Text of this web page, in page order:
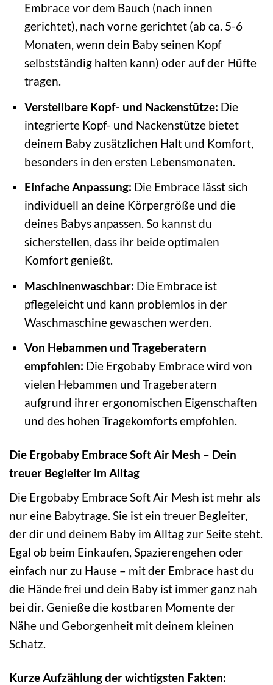
Embrace vor dem Bauch (nach innen
gerichtet), nach vorne gerichtet (ab ca. 5-6
Monaten, wenn dein Baby seinen Kopf
selbstständig halten kann) oder auf der Hüfte
tragen.
Verstellbare Kopf- und Nackenstütze: Die
integrierte Kopf- und Nackenstütze bietet
deinem Baby zusätzlichen Halt und Komfort,
besonders in den ersten Lebensmonaten.
Einfache Anpassung: Die Embrace lässt sich
individuell an deine Körpergröße und die
deines Babys anpassen. So kannst du
sicherstellen, dass ihr beide optimalen
Komfort genießt.
Maschinenwaschbar: Die Embrace ist
pflegeleicht und kann problemlos in der
Waschmaschine gewaschen werden.
Von Hebammen und Trageberatern
empfohlen: Die Ergobaby Embrace wird von
vielen Hebammen und Trageberatern
aufgrund ihrer ergonomischen Eigenschaften
und des hohen Tragekomforts empfohlen.
Die Ergobaby Embrace Soft Air Mesh – Dein
treuer Begleiter im Alltag
Die Ergobaby Embrace Soft Air Mesh ist mehr als
nur eine Babytrage. Sie ist ein treuer Begleiter,
der dir und deinem Baby im Alltag zur Seite steht.
Egal ob beim Einkaufen, Spazierengehen oder
einfach nur zu Hause – mit der Embrace hast du
die Hände frei und dein Baby ist immer ganz nah
bei dir. Genieße die kostbaren Momente der
Nähe und Geborgenheit mit deinem kleinen
Schatz.
Kurze Aufzählung der wichtigsten Fakten: